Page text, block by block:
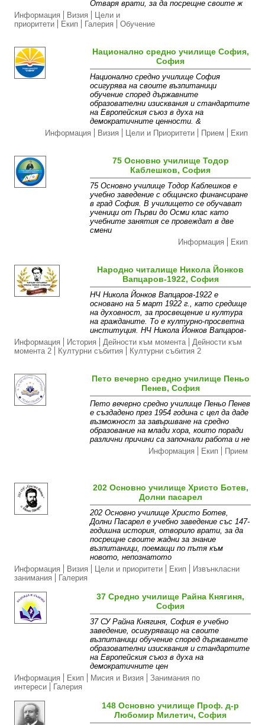
Отваря врати, за да посрещне своите ж
Информация
Визия
Цели и
приоритети
Екип Галерия Обучение
Национално средно училище София,
София
Национално средно училище София
осигурява на своите възпитаници
обучение според държавните
образователни изисквания и стандартите
на Европейския съюз в духа на
демократичните ценности. &
Информация
Визия Цели и Приоритети Прием Екип
75 Основно училище Тодор
Каблешков, София
75 Основно училище Тодор Каблешков е
учебно заведение с общинско финансиране
в град София. В училището се обучават
ученици от Първи до Осми клас като
учебните занятия се провеждат в две
смени
Информация
Екип
Народно читалище Никола Йонков
Вапцаров-1922, София
НЧ Никола Йонков Вапцаров-1922 е
основано на 5 март 1922 г., като средище
на духовност, за просвещение и култура
на гражданите. То е културно-просветна
институция. НЧ Никола Йонков Вапцаров-
Информация
История Дейности към момента
Дейности към
момента 2
Културни събития Културни събития 2
Пето вечерно средно училище Пеньо
Пенев, София
Пето вечерно средно училище Пеньо Пенев
е създадено през 1954 година с цел да даде
възможност за завършване на средно
образование на млади хора, които поради
различни причини са започнали работа и не
Информация
Екип Прием
202 Основно училище Христо Ботев,
Долни пасарел
202 Основно училище Христо Ботев,
Долни Пасарел е учебно заведение със 147-
годишна история, отворило врати, за да
посрещне своите жадни за знание
възпитаници, поемащи по пътя към
новото, непознатото
Информация
Визия Цели и приоритети Екип
Извънкласни
занимания
Галерия
37 Средно училище Райна Княгиня,
София
37 СУ Райна Княгиня, София е учебно
заведение, осигуряващо на своите
възпитаници обучение според държавните
образователни изисквания и стандартите
на Европейския съюз в духа на
демократичните цен
Информация
Екип Мисия и Визия
Занимания по
интереси
Галерия
148 Основно училище Проф. д-р
Любомир Милетич, София